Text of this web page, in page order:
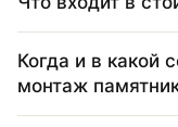
Когда и в какой
монтаж